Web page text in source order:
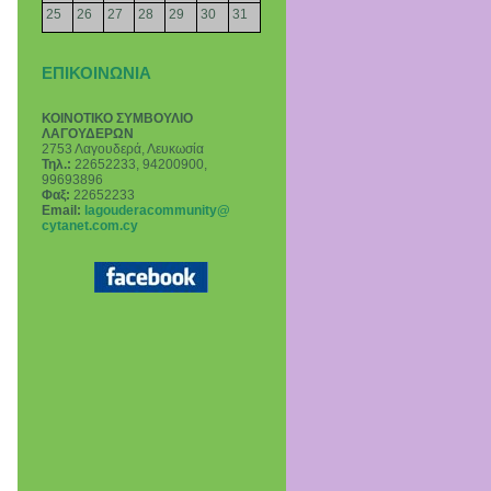
25
26 27 28 29 30 31
ΕΠΙΚΟΙΝΩΝΙΑ
ΚΟΙΝΟΤΙΚΟ ΣΥΜΒΟΥΛΙΟ
ΛΑΓΟΥΔΕΡΩΝ
2753 Λαγουδερά, Λευκωσία
Τηλ.: 22652233, 94200900,
99693896
Φαξ: 22652233
Email : lagouderacommunity@
cytanet.com.cy